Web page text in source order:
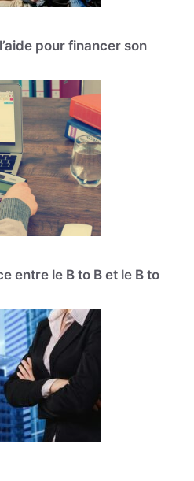
pour financer son
entre le B to B et le B to